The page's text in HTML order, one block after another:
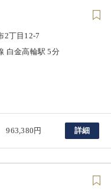
2丁目12-7
白金高輪駅 5分
963,380円 詳細